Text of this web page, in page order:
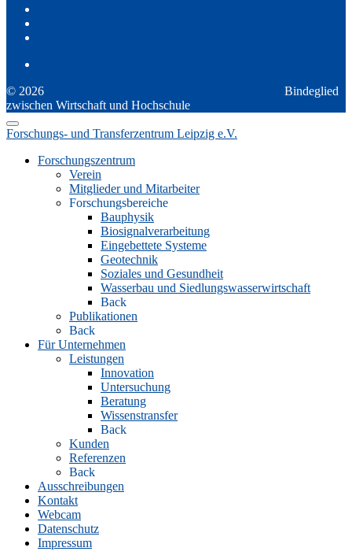
© 2026
Bindeglied
zwischen Wirtschaft und Hochschule
Forschungs- und Transferzentrum Leipzig e.V.
Forschungszentrum
Verein
Mitglieder und Mitarbeiter
Forschungsbereiche
Bauphysik
Biosignalverarbeitung
Eingebettete Systeme
Geotechnik
Soziales und Gesundheit
Wasserbau und Siedlungswasserwirtschaft
Back
Publikationen
Back
Für Unternehmen
Leistungen
Innovation
Untersuchung
Beratung
Wissenstransfer
Back
Kunden
Referenzen
Back
Ausschreibungen
Kontakt
Webcam
Datenschutz
Impressum